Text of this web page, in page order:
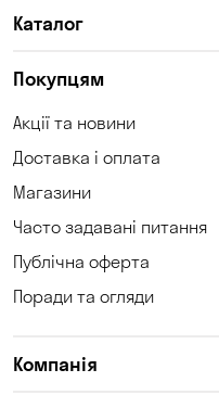
Корсунці
Коцюбинське
Кривий Ріг
Кропивницький
Каталог
Покупцям
Акції та новини
Доставка і оплата
Магазини
Часто задавані питання
Публічна оферта
Поради та огляди
Компанія